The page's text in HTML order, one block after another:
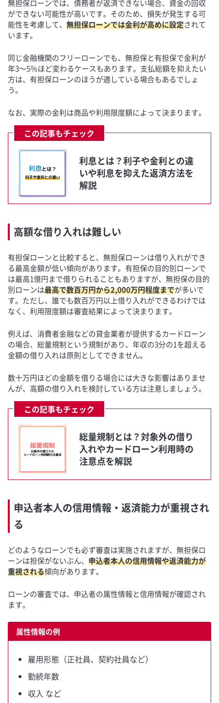
無担保ローンでは、債務者が返済できない場合、資金の回収
ができない可能性が高いです。そのため、損失が発生する可
能性を考慮して、 無担保ローンでは金利が高めに設定されて
います。
同じ金融機関のフリーローンでも、無担保と有担保で金利が
年3～5％ほど変わるケースもあります。支払総額を抑えたい
方は、有担保ローンのほうが適している場合もあるでしょ
う。
なお、実際の金利は商品や利用限度額によって決まります。
この記事もチェック
利息とは？利子や金利との違
いや利息を抑えた返済方法を
解説
高額な借り入れは難しい
有担保ローンと比較すると、無担保ローンは借り入れができ
る最高金額が低い傾向があります。有担保の目的別ローンで
は最高1億円まで借りられることもありますが、無担保の目的
別ローンは最高で数百万円から2,000万円程度までが多いで
す。ただし、誰でも数百万円以上借り入れができるわけでは
なく、利用限度額は審査結果によって決まります。
例えば、消費者金融などの貸金業者が提供するカードローン
の場合、総量規制という規制があり、年収の3分の1を超える
金額の借り入れは原則としてできません。
数十万円ほどの金額を借りる場合には大きな影響はありませ
んが、高額の借り入れを検討している方は注意しましょう。
この記事もチェック
総量規制とは？対象外の借り
入れやカードローン利用時の
注意点を解説
申込者本人の信用情報・返済能力が重視され
る
どのようなローンでも必ず審査は実施されますが、無担保ロ
ーンは担保がないぶん、 申込者本人の信用情報や返済能力が
重視される傾向があります。
ローンの審査では、申込者の属性情報と信用情報が確認され
ます。
属性情報の例
雇用形態（正社員、契約社員など）
勤続年数
収入 など